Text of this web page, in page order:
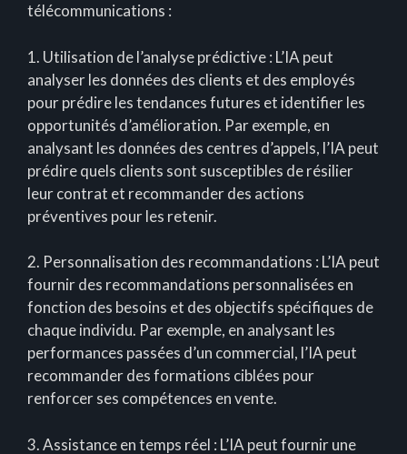
télécommunications :
1. Utilisation de l’analyse prédictive : L’IA peut
analyser les données des clients et des employés
pour prédire les tendances futures et identifier les
opportunités d’amélioration. Par exemple, en
analysant les données des centres d’appels, l’IA peut
prédire quels clients sont susceptibles de résilier
leur contrat et recommander des actions
préventives pour les retenir.
2. Personnalisation des recommandations : L’IA peut
fournir des recommandations personnalisées en
fonction des besoins et des objectifs spécifiques de
chaque individu. Par exemple, en analysant les
performances passées d’un commercial, l’IA peut
recommander des formations ciblées pour
renforcer ses compétences en vente.
3. Assistance en temps réel : L’IA peut fournir une